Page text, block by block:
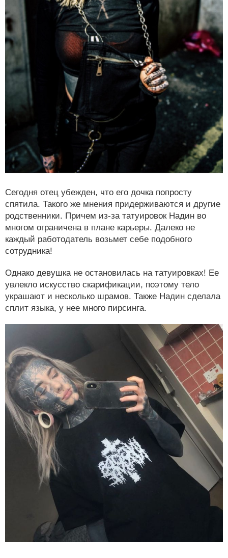
Сегодня отец убежден, что его дочка попросту
спятила. Такого же мнения придерживаются и другие
родственники. Причем из-за татуировок Надин во
многом ограничена в плане карьеры. Далеко не
каждый работодатель возьмет себе подобного
сотрудника!
Однако девушка не остановилась на татуировках! Ее
увлекло искусство скарификации, поэтому тело
украшают и несколько шрамов. Также Надин сделала
сплит языка, у нее много пирсинга.